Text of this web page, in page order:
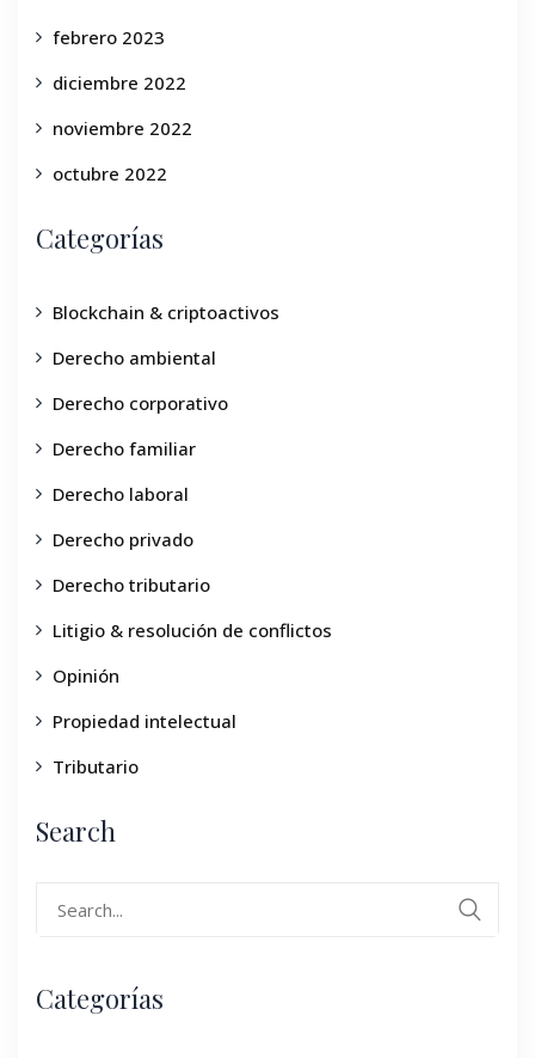
febrero 2023
diciembre 2022
noviembre 2022
octubre 2022
Categorías
Blockchain & criptoactivos
Derecho ambiental
Derecho corporativo
Derecho familiar
Derecho laboral
Derecho privado
Derecho tributario
Litigio & resolución de conflictos
Opinión
Propiedad intelectual
Tributario
Search
Categorías